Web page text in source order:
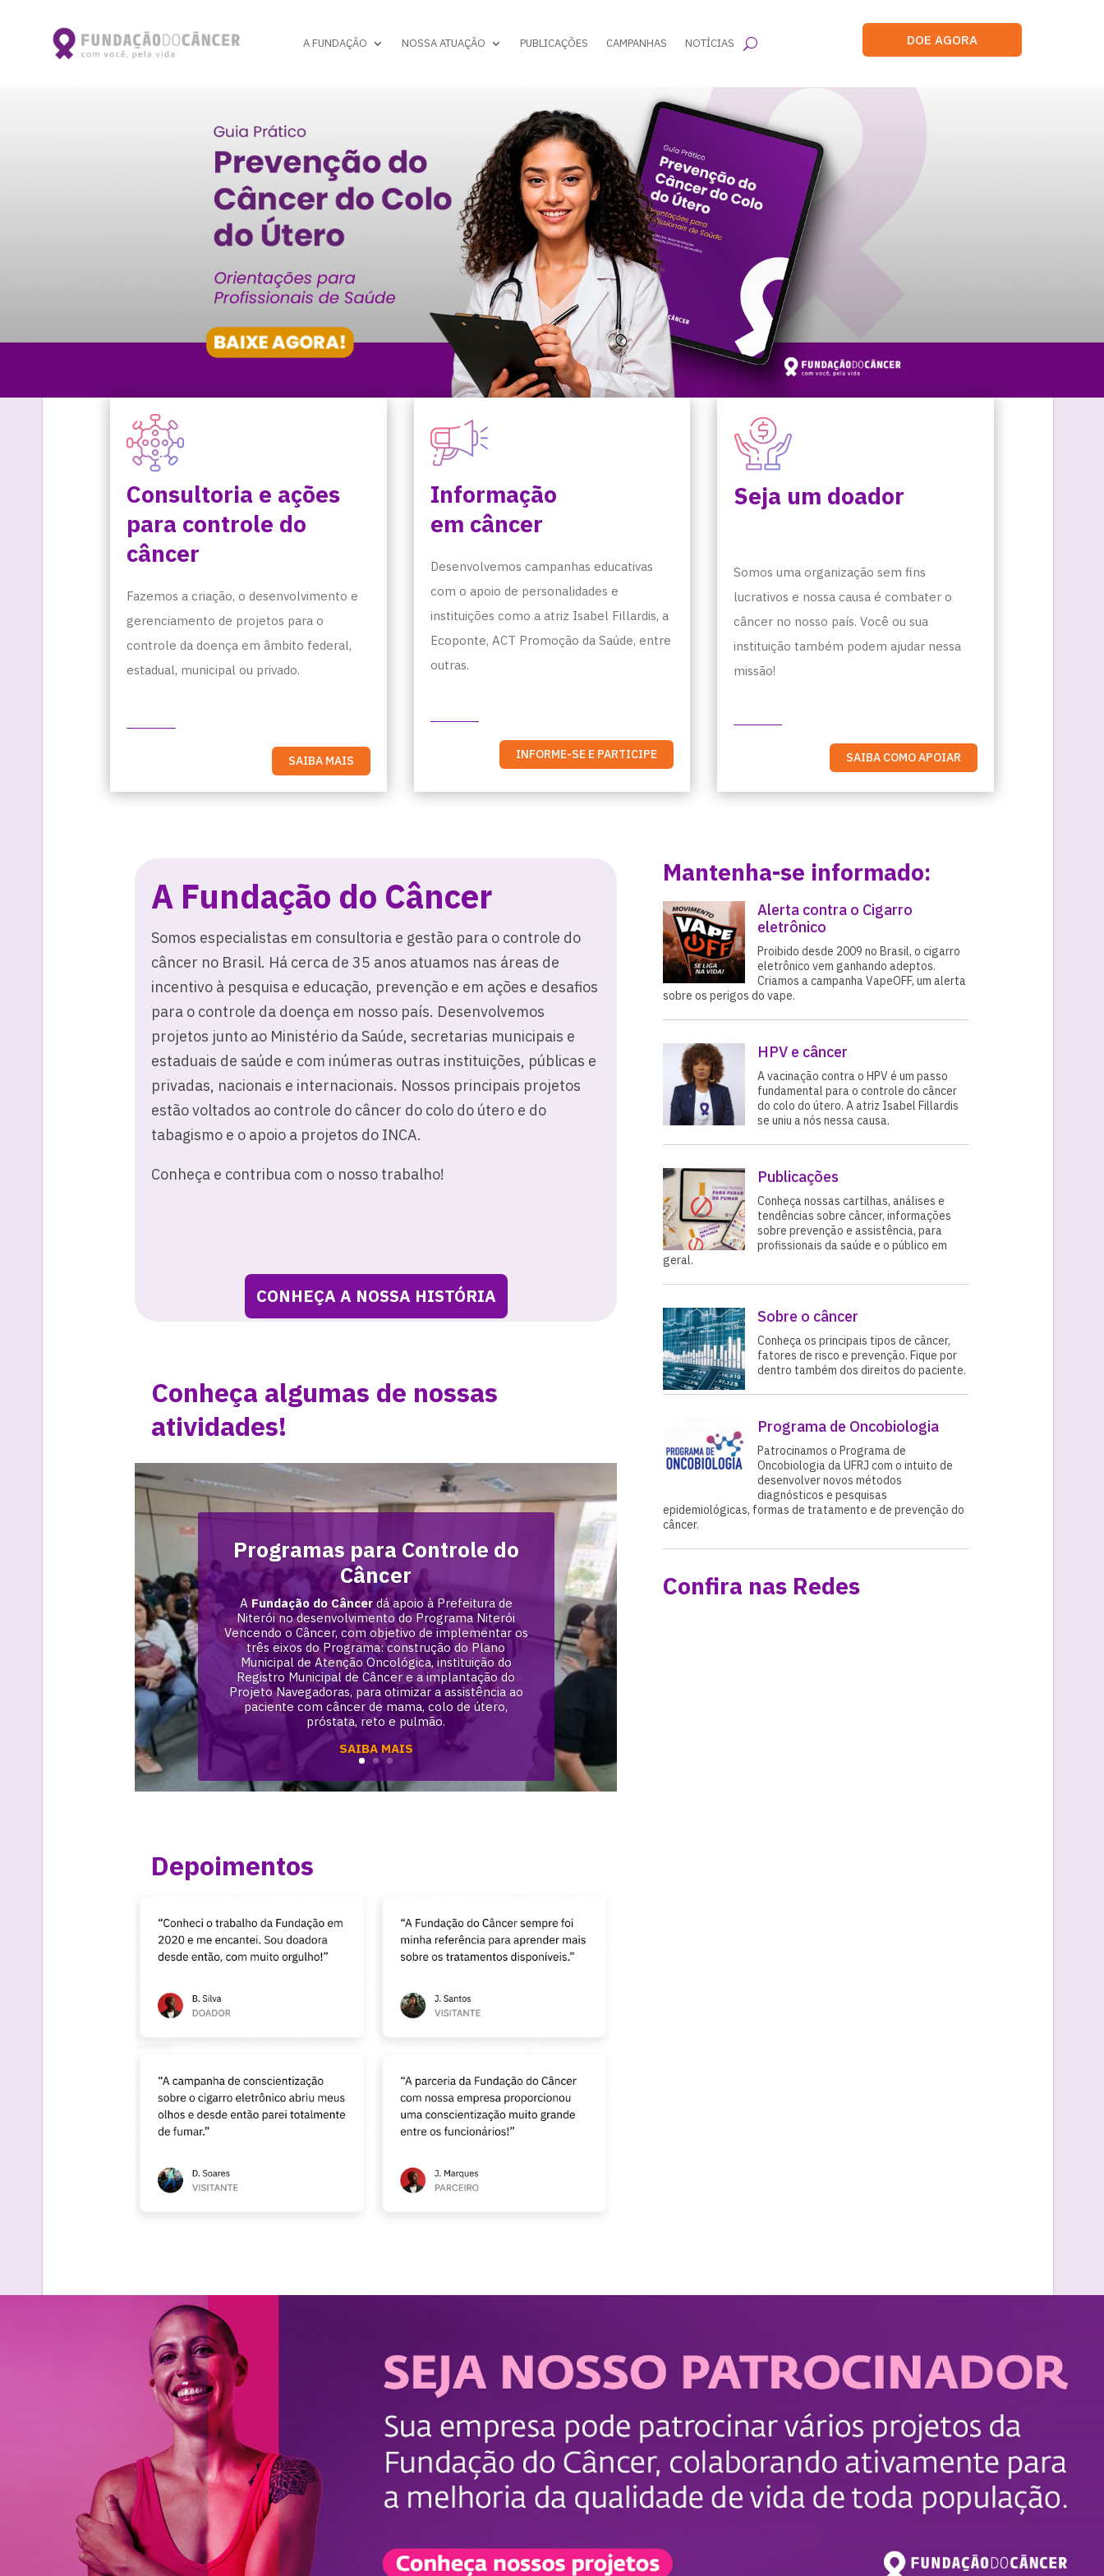
A FUNDAÇÃO NOSSA ATUAÇÃO PUBLICAÇÕES CAMPANHAS NOTÍCIAS DOE AGORA
Consultoria e ações
para controle do
câncer
Fazemos a criação, o desenvolvimento e
gerenciamento de projetos para o
controle da doença em âmbito federal,
estadual, municipal ou privado.
SAIBA MAIS
Informação
em câncer
Desenvolvemos campanhas educativas
com o apoio de personalidades e
instituições como a atriz Isabel Fillardis, a
Ecoponte, ACT Promoção da Saúde, entre
outras.
INFORME-SE E PARTICIPE
Seja um doador
Somos uma organização sem fins
lucrativos e nossa causa é combater o
câncer no nosso país. Você ou sua
instituição também podem ajudar nessa
missão!
SAIBA COMO APOIAR
A Fundação do Câncer
Somos especialistas em consultoria e gestão para o controle do
câncer no Brasil. Há cerca de 35 anos atuamos nas áreas de
incentivo à pesquisa e educação, prevenção e em ações e desafios
para o controle da doença em nosso país. Desenvolvemos
projetos junto ao Ministério da Saúde, secretarias municipais e
estaduais de saúde e com inúmeras outras instituições, públicas e
privadas, nacionais e internacionais. Nossos principais projetos
estão voltados ao controle do câncer do colo do útero e do
tabagismo e o apoio a projetos do INCA.
Conheça e contribua com o nosso trabalho!
CONHEÇA A NOSSA HISTÓRIA
Conheça algumas de nossas
atividades!
Programas para Controle do
Câncer
A Fundação do Câncerdá apoio à Prefeitura de
Niterói no desenvolvimento do Programa Niterói
Vencendo o Câncer, com objetivo de implementar os
três eixos do Programa: construção do Plano
Municipal de Atenção Oncológica, instituição do
Registro Municipal de Câncer e a implantação do
Projeto Navegadoras, para otimizar a assistência ao
paciente com câncer de mama, colo de útero,
próstata, reto e pulmão.
SAIBA MAIS
Depoimentos
Mantenha-se informado:
Alerta contra o Cigarro
eletrônico
Proibido desde 2009 no Brasil, o cigarro
eletrônico vem ganhando adeptos.
Criamos a campanha VapeOFF, um alerta
sobre os perigos do vape.
HPV e câncer
A vacinação contra o HPV é um passo
fundamental para o controle do câncer
do colo do útero. A atriz Isabel Fillardis
se uniu a nós nessa causa.
Publicações
Conheça nossas cartilhas, análises e
tendências sobre câncer, informações
sobre prevenção e assistência, para
profissionais da saúde e o público em
geral.
Sobre o câncer
Conheça os principais tipos de câncer,
fatores de risco e prevenção. Fique por
dentro também dos direitos do paciente.
Programa de Oncobiologia
Patrocinamos o Programa de
Oncobiologia da UFRJ com o intuito de
desenvolver novos métodos
diagnósticos e pesquisas
epidemiológicas, formas de tratamento e de prevenção do
câncer.
Confira nas Redes